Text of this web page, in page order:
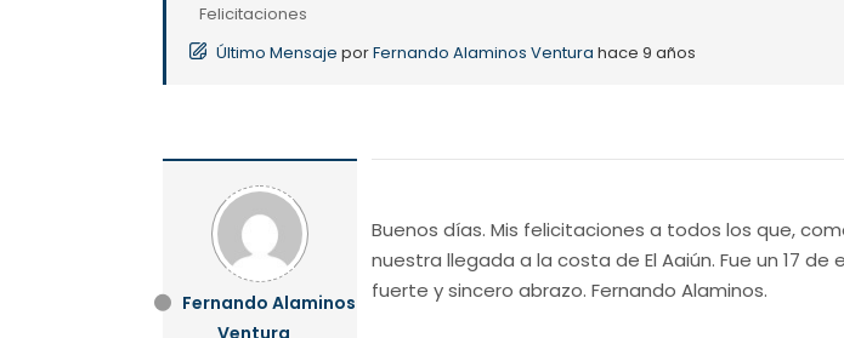
Felicitaciones
Último Mensaje porFernando Alaminos Ventura hace 9 años
Fernando Alaminos
Ventura
Buenos días. Mis felicitaciones a todos los que,
nuestra llegada a la costa de El Aaiún. Fue un 17 de
fuerte y sincero abrazo. Fernando Alaminos.